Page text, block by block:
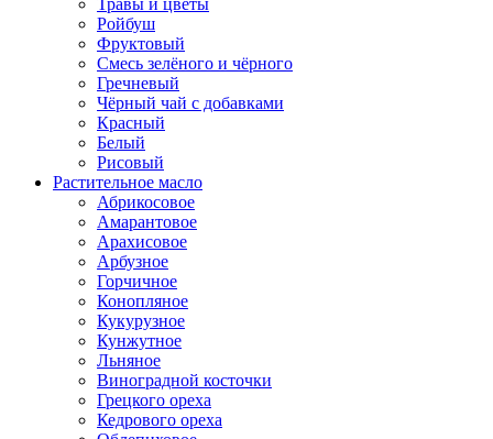
Травы и цветы
Ройбуш
Фруктовый
Смесь зелёного и чёрного
Гречневый
Чёрный чай с добавками
Красный
Белый
Рисовый
Растительное масло
Абрикосовое
Амарантовое
Арахисовое
Арбузное
Горчичное
Конопляное
Кукурузное
Кунжутное
Льняное
Виноградной косточки
Грецкого ореха
Кедрового ореха